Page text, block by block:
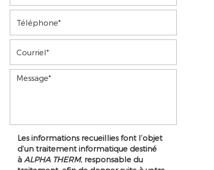
Les informations recueillies font l’objet
d’un traitement informatique destiné
à ALPHA THERM, responsable du